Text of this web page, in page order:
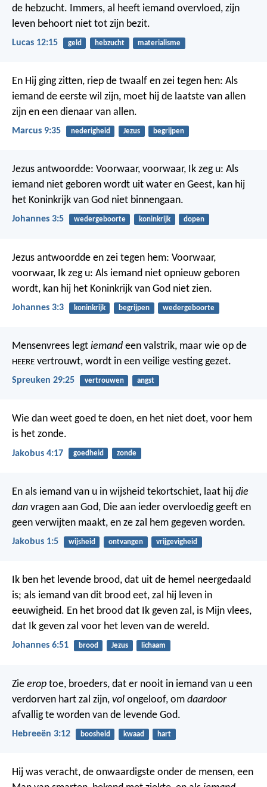
de hebzucht. Immers, al heeft iemand overvloed, zijn
leven behoort niet tot zijn bezit.
Lucas 12:15 geld hebzucht materialisme
En Hij ging zitten, riep de twaalf en zei tegen hen: Als
iemand de eerste wil zijn, moet hij de laatste van allen
zijn en een dienaar van allen.
Marcus 9:35 nederigheid Jezus begrijpen
Jezus antwoordde: Voorwaar, voorwaar, Ik zeg u: Als
iemand niet geboren wordt uit water en Geest, kan hij
het Koninkrijk van God niet binnengaan.
Johannes 3:5 wedergeboorte koninkrijk dopen
Jezus antwoordde en zei tegen hem: Voorwaar,
voorwaar, Ik zeg u: Als iemand niet opnieuw geboren
wordt, kan hij het Koninkrijk van God niet zien.
Johannes 3:3 koninkrijk begrijpen wedergeboorte
Mensenvrees legt iemand een valstrik, maar wie op de
HEERE vertrouwt, wordt in een veilige vesting gezet.
Spreuken 29:25 vertrouwen angst
Wie dan weet goed te doen, en het niet doet, voor hem
is het zonde.
Jakobus 4:17 goedheid zonde
En als iemand van u in wijsheid tekortschiet, laat hij die
dan vragen aan God, Die aan ieder overvloedig geeft en
geen verwijten maakt, en ze zal hem gegeven worden.
Jakobus 1:5 wijsheid ontvangen vrijgevigheid
Ik ben het levende brood, dat uit de hemel neergedaald
is; als iemand van dit brood eet, zal hij leven in
eeuwigheid. En het brood dat Ik geven zal, is Mijn vlees,
dat Ik geven zal voor het leven van de wereld.
Johannes 6:51 brood Jezus lichaam
Zie erop toe, broeders, dat er nooit in iemand van u een
verdorven hart zal zijn, vol ongeloof, om daardoor
afvallig te worden van de levende God.
Hebreeën 3:12 boosheid kwaad hart
Hij was veracht, de onwaardigste onder de mensen, een